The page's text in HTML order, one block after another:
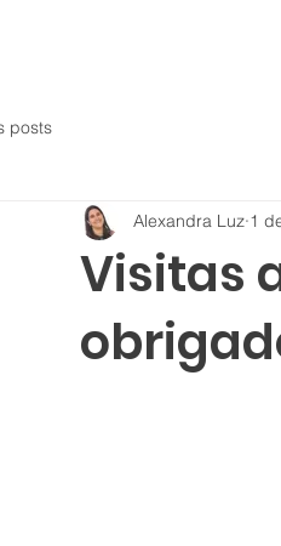
posts
Visitas
Alexandra Luz 1